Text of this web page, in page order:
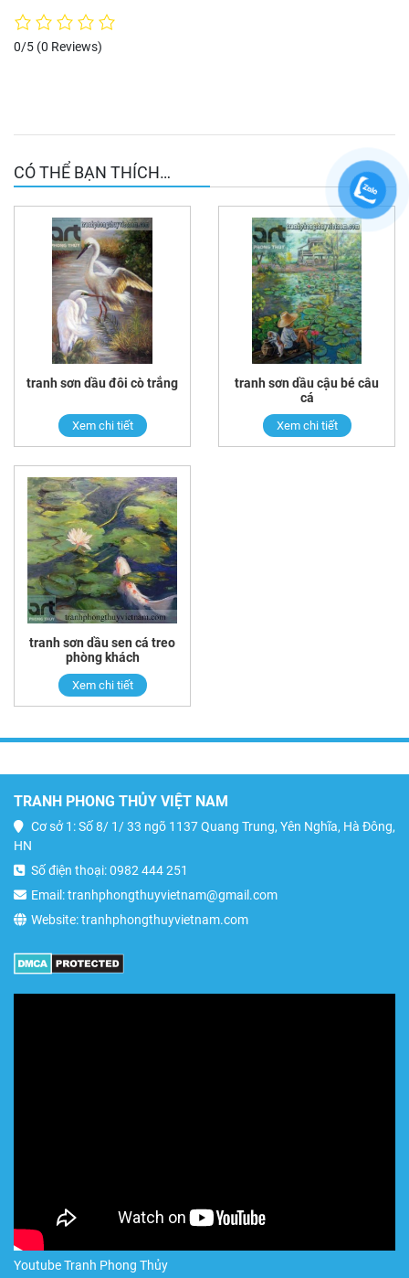
0/5 (0 Reviews)
CÓ THỂ BẠN THÍCH…
tranh sơn dầu đôi cò trắng
Xem chi tiết
tranh sơn dầu cậu bé câu
cá
Xem chi tiết
tranh sơn dầu sen cá treo
phòng khách
Xem chi tiết
TRANH PHONG THỦY VIỆT NAM
Cơ sở 1: Số 8/ 1/ 33 ngõ 1137 Quang Trung, Yên Nghĩa, Hà Đông,
HN
Số điện thoại: 0982 444 251
Email: tranhphongthuyvietnam@gmail.com
Website: tranhphongthuyvietnam.com
Youtube Tranh Phong Thủy